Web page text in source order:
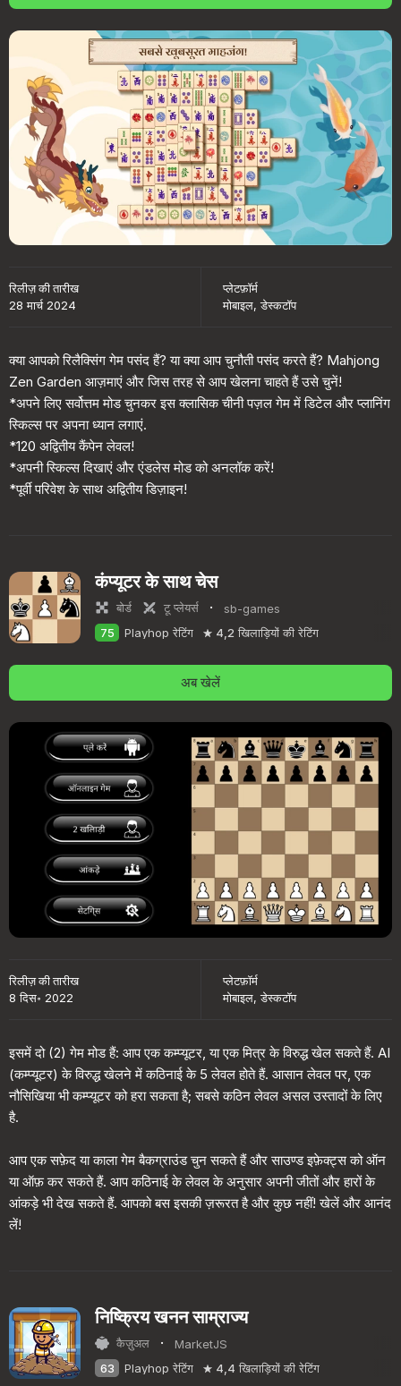
रिलीज़ की तारीख
28 मार्च 2024
प्लेटफ़ॉर्म
मोबाइल, डेस्कटॉप
क्या आपको रिलैक्सिंग गेम पसंद हैं? या क्या आप चुनौती पसंद करते हैं? Mahjong
Zen Garden आज़माएं और जिस तरह से आप खेलना चाहते हैं उसे चुनें!
*अपने लिए सर्वोत्तम मोड चुनकर इस क्लासिक चीनी पज़ल गेम में डिटेल और प्लानिंग
स्किल्स पर अपना ध्यान लगाएं.
*120 अद्वितीय कैंपेन लेवल!
*अपनी स्किल्स दिखाएं और एंडलेस मोड को अनलॉक करें!
*पूर्वी परिवेश के साथ अद्वितीय डिज़ाइन!
कंप्यूटर के साथ चेस
बोर्ड टू प्लेयर्स ·
sb-games
75
Playhop रेटिंग 4,2 खिलाड़ियों की रेटिंग
अब खेलें
रिलीज़ की तारीख
8 दिस॰ 2022
प्लेटफ़ॉर्म
मोबाइल, डेस्कटॉप
इसमें दो (2) गेम मोड हैं: आप एक कम्प्यूटर, या एक मित्र के विरुद्ध खेल सकते हैं. AI
(कम्प्यूटर) के विरुद्ध खेलने में कठिनाई के 5 लेवल होते हैं. आसान लेवल पर, एक
नौसिखिया भी कम्प्यूटर को हरा सकता है; सबसे कठिन लेवल असल उस्तादों के लिए
है.
आप एक सफ़ेद या काला गेम बैकग्राउंड चुन सकते हैं और साउण्ड इफ़ेक्ट्स को ऑन
या ऑफ़ कर सकते हैं. आप कठिनाई के लेवल के अनुसार अपनी जीतों और हारों के
आंकड़े भी देख सकते हैं. आपको बस इसकी ज़रूरत है और कुछ नहीं! खेलें और आनंद
लें!
निष्क्रिय खनन साम्राज्य
कैज़ुअल ·
MarketJS
63
Playhop रेटिंग 4,4 खिलाड़ियों की रेटिंग